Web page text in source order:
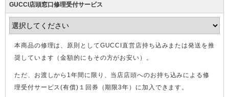
GUCCI店頭窓口修理受付サービス
本商品の修理は、原則としてGUCCI直営店持ち込みまたは発送を推
奨しています（金額的にもその方がお安い）。
ただ、お渡しから1年間に限り、当店店頭へのお持ち込みによる修
理受付サービス(有償)１回券（期限3年）に加入できます。